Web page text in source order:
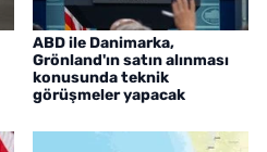
ABD ile Danimarka,
Grönland'ın satın alınması
konusunda teknik
görüşmeler yapacak